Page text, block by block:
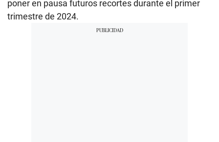
poner en pausa futuros recortes durante el primer
trimestre de 2024.